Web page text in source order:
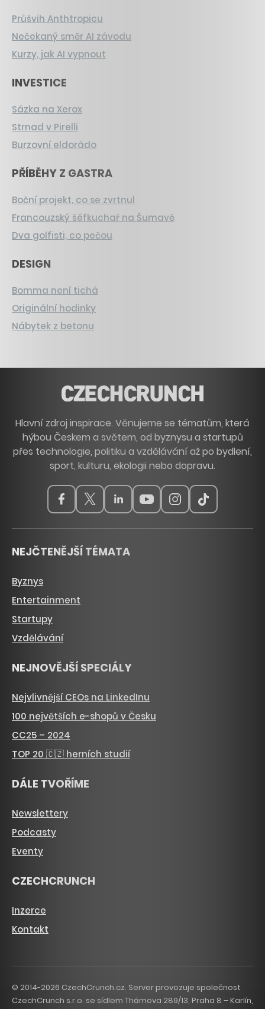
Průšvih Anthtropicu
Nečekaný směr AI závodu
Kurzy, jak AI vypnout
INVESTICE
Sázka na Xerox
Strnad v Pirelli
Burzovní eldorádo
PŘÍBĚHY Z GASTRA
Boční projekt, co se zvrtnul
Francouzský šéfkuchař na Šumavě
Dva golfisti, co pečou
DESIGN
Bomma není tichá
Originální hodinky
Nábytek z betonu
Hlavní zdroj inspirace. Věnujeme se tématům, která
hýbou Českem a světem, od byznysu a startupů
přes technologie, politiku a vzdělávání až po bydlení,
sport, kulturu, ekologii nebo dopravu.
NEJČTENĚJŠÍ TÉMATA
Byznys
Entertainment
Startupy
Vzdělávání
NEJNOVĚJŠÍ SPECIÁLY
Nejvlivnější CEOs na LinkedInu
100 největších e-shopů v Česku
CC25 – 2024
TOP 20 🇨🇿 herních studií
DÁLE TVOŘÍME
Newslettery
Podcasty
Eventy
CZECHCRUNCH
Inzerce
Kontakt
© 2014-2026 CzechCrunch.cz. Server provozuje společnost
CzechCrunch s.r.o. se sídlem Thámova 289/13, Praha 8 – Karlín,